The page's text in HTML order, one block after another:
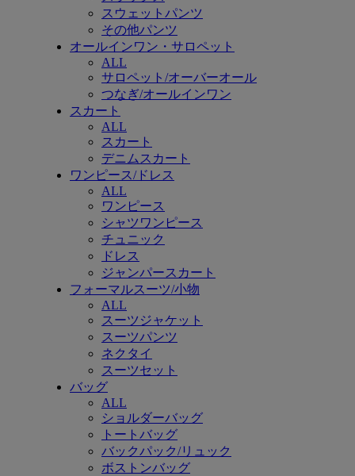
スウェットパンツ
その他パンツ
オールインワン・サロペット
ALL
サロペット/オーバーオール
つなぎ/オールインワン
スカート
ALL
スカート
デニムスカート
ワンピース/ドレス
ALL
ワンピース
シャツワンピース
チュニック
ドレス
ジャンパースカート
フォーマルスーツ/小物
ALL
スーツジャケット
スーツパンツ
ネクタイ
スーツセット
バッグ
ALL
ショルダーバッグ
トートバッグ
バックパック/リュック
ボストンバッグ